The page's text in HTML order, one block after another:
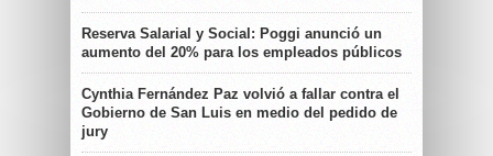
Reserva Salarial y Social: Poggi anunció un
aumento del 20% para los empleados públicos
Cynthia Fernández Paz volvió a fallar contra el
Gobierno de San Luis en medio del pedido de
jury